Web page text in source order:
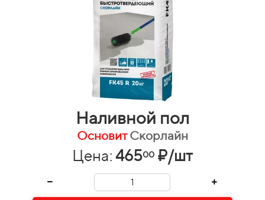
Наливной пол
ОсновитСкорлайн
Цена:46500 ₽/шт